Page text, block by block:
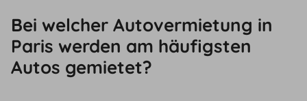
Bei welcher Autovermietung in
Paris werden am häufigsten
Autos gemietet?